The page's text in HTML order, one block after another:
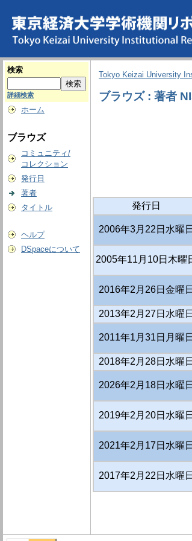
検索
詳細検索
ホーム
ブラウズ
コミュニティ/
コレクション
発行日
著者
タイトル
ヘルプ
DSpaceについて
Tokyo Keizai University
ブラウズ : 著者
発行日
2006年3月22日水曜日
2005年11月10日木曜
2016年2月26日金曜日
2013年2月27日水曜日
2011年1月31日月曜日
2018年2月28日水曜日
2026年2月18日水曜日
2019年2月20日水曜日
2021年2月17日水曜日
2017年2月22日水曜日